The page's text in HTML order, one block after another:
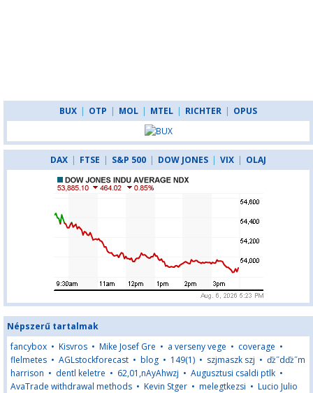
BUX | OTP | MOL | MTEL | RICHTER | OPUS
DAX | FTSE | S&P 500 | DOW JONES | VIX | OLAJ
Népszerű tartalmak
fancybox • Kisvros • Mike Josef Gre • a verseny vege • coverage •
flelmetes • AGLstockforecast • blog • 149(1) • szjmaszk szj • ďż˝dďż˝m
harrison • dentl keletre • 62,01,nAyAhwzj • Augusztusi csaldi ptlk •
AvaTrade withdrawal methods • Kevin Stger • melegtkezsi • Lucio Julio